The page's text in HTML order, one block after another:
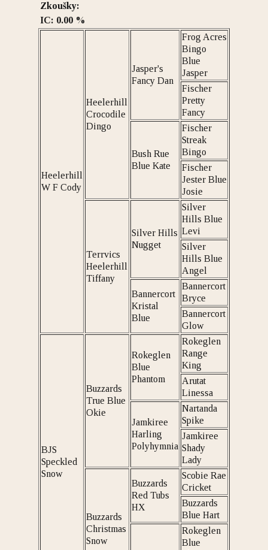
Zkoušky:
IC: 0.00 %
Heelerhill
W F Cody
Heelerhill
Crocodile
Dingo
Jasper's
Fancy Dan
Frog Acres
Bingo
Blue
Jasper
Fischer
Pretty
Fancy
Bush Rue
Blue Kate
Fischer
Streak
Bingo
Fischer
Jester Blue
Josie
Terrvics
Heelerhill
Tiffany
Silver Hills
Nugget
Silver
Hills Blue
Levi
Silver
Hills Blue
Angel
Bannercort
Kristal
Blue
Bannercort
Bryce
Bannercort
Glow
BJS
Speckled
Snow
Buzzards
True Blue
Okie
Rokeglen
Blue
Phantom
Rokeglen
Range
King
Arutat
Linessa
Jamkiree
Harling
Polyhymnia
Nartanda
Spike
Jamkiree
Shady
Lady
Buzzards
Christmas
Snow
Buzzards
Red Tubs
HX
Scobie Rae
Cricket
Buzzards
Blue Hart
Rokeglen
Blue